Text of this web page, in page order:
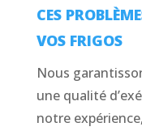
CES
VOS FRIGOS
Nous
une qualité
notre